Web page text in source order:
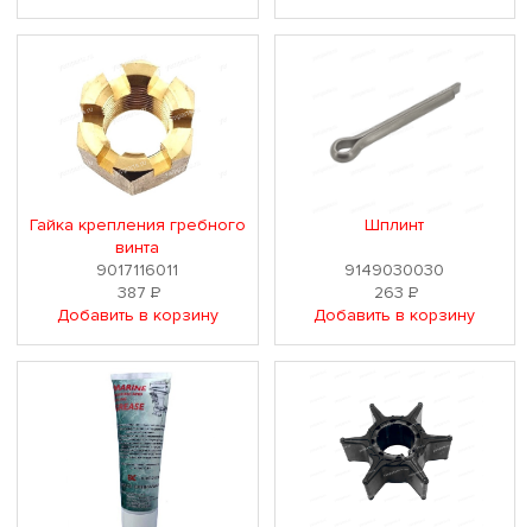
Гайка крепления гребного
винта
9017116011
387 Р
Добавить в корзину
Шплинт
9149030030
263 Р
Добавить в корзину